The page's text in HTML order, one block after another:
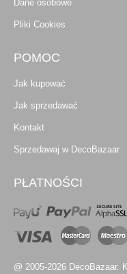
Dane osobowe
Pliki Cookies
POMOC
Jak kupować
Jak sprzedawać
Kontakt
Sprzedawaj w DecoBazaar
PŁATNOŚCI
@ 2005-2026 DecoBazaar.